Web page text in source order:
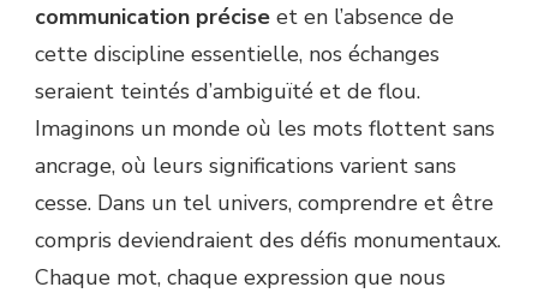
communication précise et en l’absence de
cette discipline essentielle, nos échanges
seraient teintés d’ambiguïté et de flou.
Imaginons un monde où les mots flottent sans
ancrage, où leurs significations varient sans
cesse. Dans un tel univers, comprendre et être
compris deviendraient des défis monumentaux.
Chaque mot, chaque expression que nous